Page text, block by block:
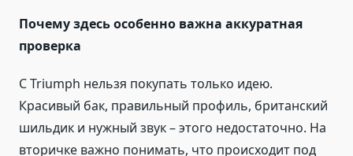
Почему здесь особенно важна аккуратная
проверка
С Triumph нельзя покупать только идею.
Красивый бак, правильный профиль, британский
шильдик и нужный звук – этого недостаточно. На
вторичке важно понимать, что происходит под